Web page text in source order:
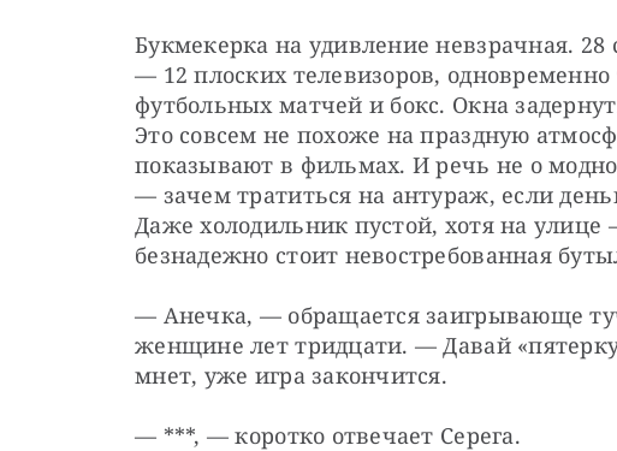
Букмекерка на удивление невзрачная.
— 12 плоских телевизоров,
футбольных матчей и бокс. Окна
Это совсем не похоже на праздную
показывают в фильмах. И речь не о
— зачем тратиться на антураж, если
Даже холодильник пустой, хотя на
безнадежно стоит невостребованная
— Анечка, — обращается заигрывающе
женщине лет тридцати. — Давай
мнет, уже игра закончится.
— ***, — коротко отвечает Серега.